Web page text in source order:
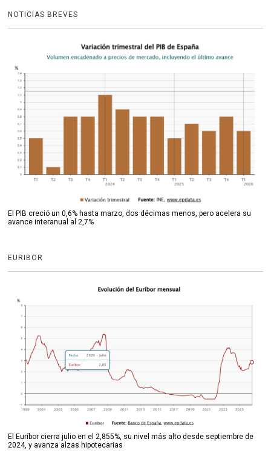
NOTICIAS BREVES
El PIB creció un 0,6% hasta marzo, dos décimas menos, pero acelera su
avance interanual al 2,7%
EURIBOR
El Euríbor cierra julio en el 2,855%, su nivel más alto desde septiembre de
2024, y avanza alzas hipotecarias